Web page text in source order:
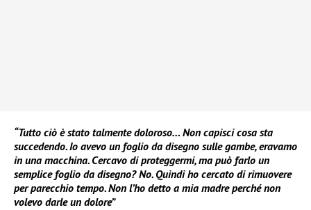
“Tutto ciò è stato talmente doloroso… Non capisci cosa sta
succedendo. Io avevo un foglio da disegno sulle gambe, eravamo
in una macchina. Cercavo di proteggermi, ma può farlo un
semplice foglio da disegno? No. Quindi ho cercato di rimuovere
per parecchio tempo. Non l’ho detto a mia madre perché non
volevo darle un dolore”